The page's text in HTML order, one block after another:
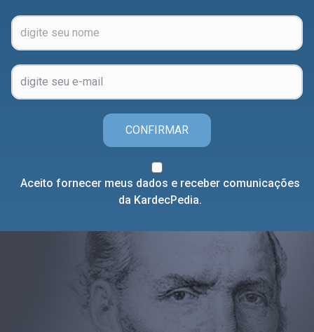
CONFIRMAR
Aceito fornecer meus dados e receber comunicações
da KardecPedia.